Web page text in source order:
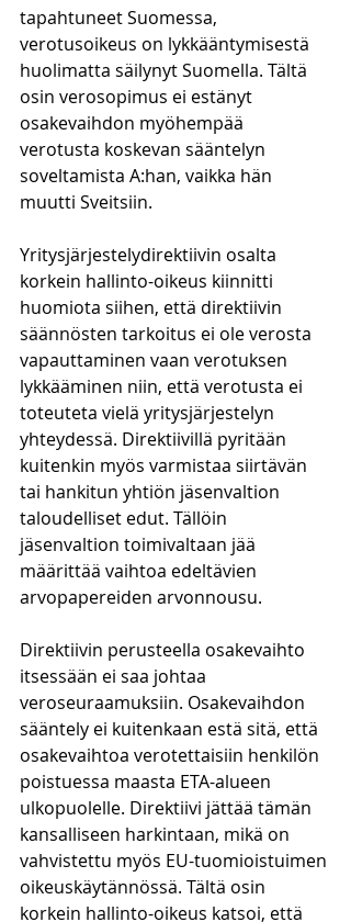
tapahtuneet Suomessa,
verotusoikeus on lykkääntymisestä
huolimatta säilynyt Suomella. Tältä
osin verosopimus ei estänyt
osakevaihdon myöhempää
verotusta koskevan sääntelyn
soveltamista A:han, vaikka hän
muutti Sveitsiin.
Yritysjärjestelydirektiivin osalta
korkein hallinto-oikeus kiinnitti
huomiota siihen, että direktiivin
säännösten tarkoitus ei ole verosta
vapauttaminen vaan verotuksen
lykkääminen niin, että verotusta ei
toteuteta vielä yritysjärjestelyn
yhteydessä. Direktiivillä pyritään
kuitenkin myös varmistaa siirtävän
tai hankitun yhtiön jäsenvaltion
taloudelliset edut. Tällöin
jäsenvaltion toimivaltaan jää
määrittää vaihtoa edeltävien
arvopapereiden arvonnousu.
Direktiivin perusteella osakevaihto
itsessään ei saa johtaa
veroseuraamuksiin. Osakevaihdon
sääntely ei kuitenkaan estä sitä, että
osakevaihtoa verotettaisiin henkilön
poistuessa maasta ETA-alueen
ulkopuolelle. Direktiivi jättää tämän
kansalliseen harkintaan, mikä on
vahvistettu myös EU-tuomioistuimen
oikeuskäytännössä. Tältä osin
korkein hallinto-oikeus katsoi, että